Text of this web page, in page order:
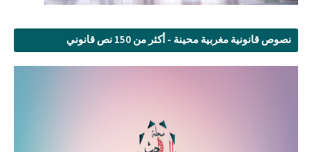
نصوص قانونية مغربية محينة - أكثر من 150 نص قانوني